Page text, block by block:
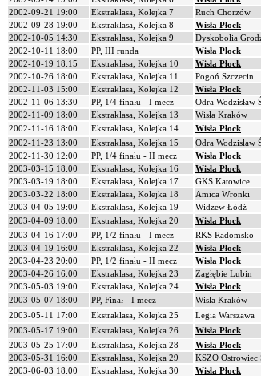
2002-09-21 19:00
Ekstraklasa, Kolejka 7 Ruch Chorzów
2002-09-28 19:00
Ekstraklasa, Kolejka 8 Wisła Płock
2002-10-05 14:30
Ekstraklasa, Kolejka 9 Dyskobolia
2002-10-11 18:00
PP, III runda Wisła Płock
2002-10-19 18:15
Ekstraklasa, Kolejka 10 Wisła Płock
2002-10-26 18:00
Ekstraklasa, Kolejka 11 Pogoń Szczecin
2002-11-03 15:00
Ekstraklasa, Kolejka 12 Wisła Płock
2002-11-06 13:30
PP, 1/4 finału - I mecz Odra Wodzisław
2002-11-09 18:00
Ekstraklasa, Kolejka 13 Wisła Kraków
2002-11-16 18:00
Ekstraklasa, Kolejka 14 Wisła Płock
2002-11-23 13:00
Ekstraklasa, Kolejka 15 Odra Wodzisław
2002-11-30 12:00
PP, 1/4 finału - II mecz Wisła Płock
2003-03-15 18:00
Ekstraklasa, Kolejka 16 Wisła Płock
2003-03-19 18:00
Ekstraklasa, Kolejka 17 GKS Katowice
2003-03-22 18:00
Ekstraklasa, Kolejka 18 Amica Wronki
2003-04-05 19:00
Ekstraklasa, Kolejka 19 Widzew Łódź
2003-04-09 18:00
Ekstraklasa, Kolejka 20 Wisła Płock
2003-04-16 17:00
PP, 1/2 finału - I mecz RKS Radomsko
2003-04-19 16:00
Ekstraklasa, Kolejka 22 Wisła Płock
2003-04-23 20:00
PP, 1/2 finału - II mecz Wisła Płock
2003-04-26 16:00
Ekstraklasa, Kolejka 23 Zagłębie Lubin
2003-05-03 19:00
Ekstraklasa, Kolejka 24 Wisła Płock
2003-05-07 18:00
PP, Finał - I mecz Wisła Kraków
2003-05-11 17:00
Ekstraklasa, Kolejka 25 Legia Warszawa
2003-05-17 19:00
Ekstraklasa, Kolejka 26 Wisła Płock
2003-05-25 17:00
Ekstraklasa, Kolejka 28 Wisła Płock
2003-05-31 16:00
Ekstraklasa, Kolejka 29 KSZO Ostrowiec
2003-06-03 18:00
Ekstraklasa, Kolejka 30 Wisła Płock